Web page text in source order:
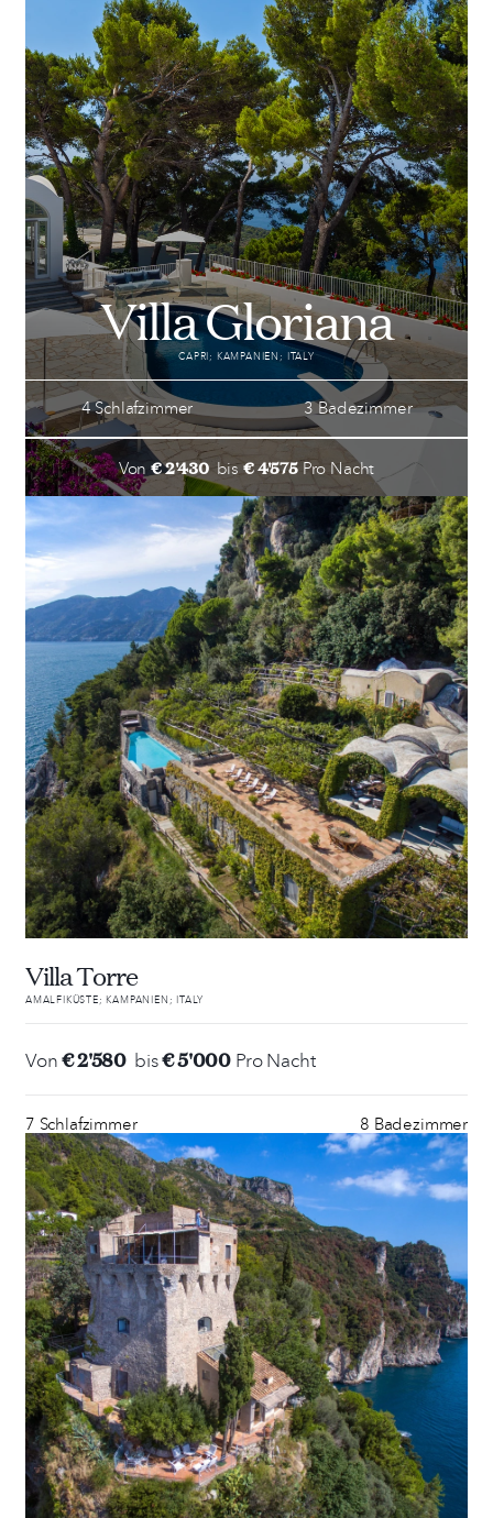
28 VILLEN ZU VERMIETEN
Villa Gloriana
CAPRI; KAMPANIEN; ITALY
4 Schlafzimmer 3 Badezimmer
Von€ 2'430 bis€ 4'575Pro Nacht
Villa Torre
AMALFIKÜSTE; KAMPANIEN; ITALY
Von€ 2'580 bis€ 5'000 Pro Nacht
7 Schlafzimmer 8 Badezimmer